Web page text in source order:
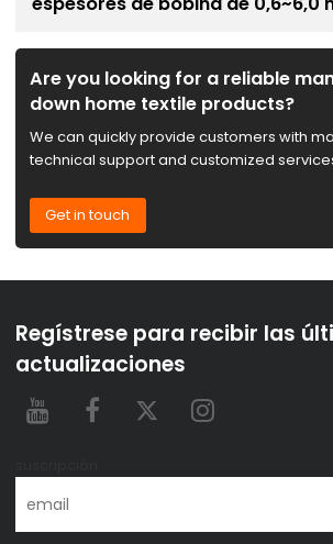
Are you looking for a reliable
down home textile products?
We can quickly provide customers with
technical support and customized
Get in touch
Regístrese para recibir las
actualizaciones